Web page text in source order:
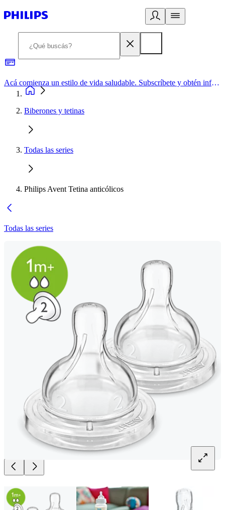
Acá comienza un estilo de vida saludable. Subscríbete y obtén información de primera mano
Biberones y tetinas
Todas las series
Philips Avent Tetina anticólicos
Todas las series